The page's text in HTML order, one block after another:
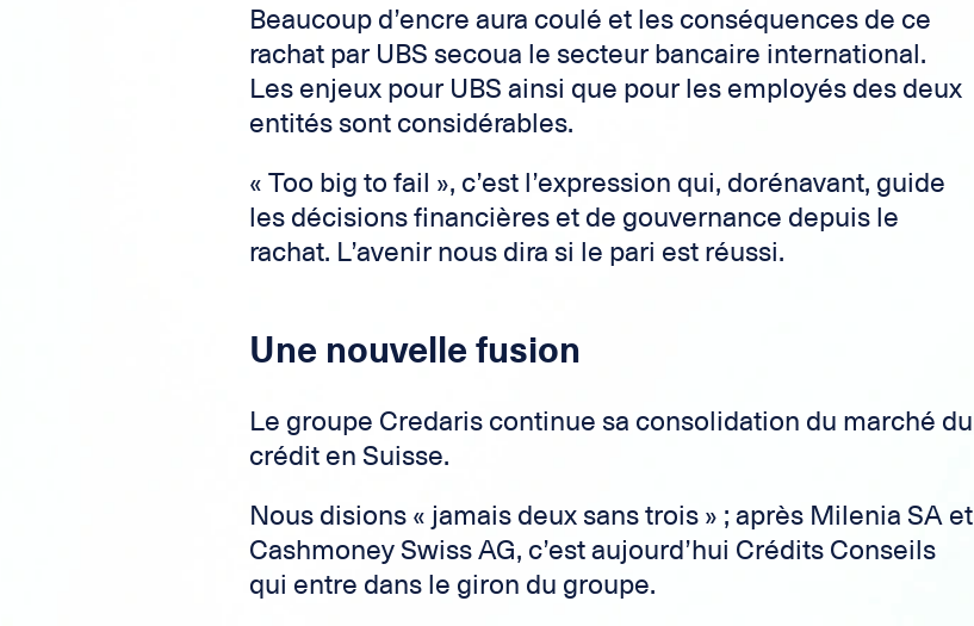
Beaucoup d’encre aura coulé et les conséquences de ce
rachat par UBS secoua le secteur bancaire international.
Les enjeux pour UBS ainsi que pour les employés des deux
entités sont considérables.
« Too big to fail », c’est l’expression qui, dorénavant, guide
les décisions financières et de gouvernance depuis le
rachat. L’avenir nous dira si le pari est réussi.
Une nouvelle fusion
Le groupe Credaris continue sa consolidation du marché du
crédit en Suisse.
Nous disions « jamais deux sans trois » ; après Milenia SA et
Cashmoney Swiss AG, c’est aujourd’hui Crédits Conseils
qui entre dans le giron du groupe.